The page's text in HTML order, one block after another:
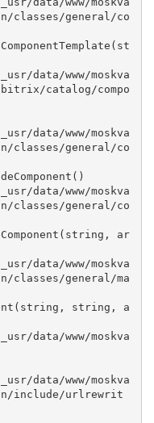
classes/general/co
catalog/compo
classes/general/co
classes/general/co
ar
classes/general/ma
string, a
include/urlrewrit